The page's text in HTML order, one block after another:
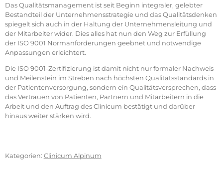
Das Qualitätsmanagement ist seit Beginn integraler, gelebter
Bestandteil der Unternehmensstrategie und das Qualitätsdenken
spiegelt sich auch in der Haltung der Unternehmensleitung und
der Mitarbeiter wider. Dies alles hat nun den Weg zur Erfüllung
der ISO 9001 Normanforderungen geebnet und notwendige
Anpassungen erleichtert.
Die ISO 9001-Zertifizierung ist damit nicht nur formaler Nachweis
und Meilenstein im Streben nach höchsten Qualitätsstandards in
der Patientenversorgung, sondern ein Qualitätsversprechen, dass
das Vertrauen von Patienten, Partnern und Mitarbeitern in die
Arbeit und den Auftrag des Clinicum bestätigt und darüber
hinaus weiter stärken wird.
Kategorien: Clinicum Alpinum